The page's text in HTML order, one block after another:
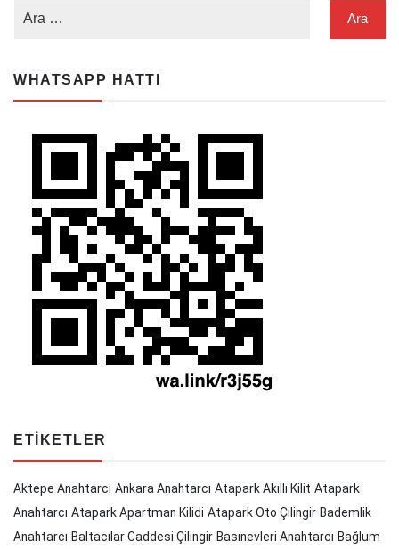
WHATSAPP HATTI
ETIKETLER
Aktepe Anahtarcı Ankara Anahtarcı Atapark Akıllı Kilit Atapark
Anahtarcı Atapark Apartman Kilidi Atapark Oto Çilingir Bademlik
Anahtarcı Baltacılar Caddesi Çilingir Basınevleri Anahtarcı Bağlum